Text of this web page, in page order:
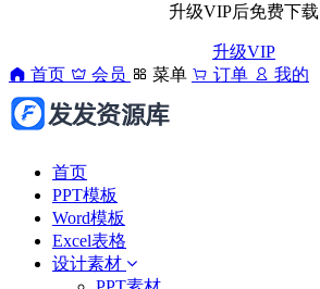
升级VIP后免费下载
升级VIP
首页
会员 菜单 订单 我的
首页
PPT模板
Word模板
Excel表格
设计素材